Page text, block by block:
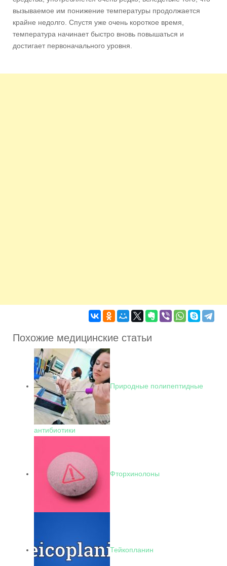
вызываемое им понижение температуры продолжается
крайне недолго. Спустя уже очень короткое время,
температура начинает быстро вновь повышаться и
достигает первоначального уровня.
Похожие медицинские статьи
Природные полипептидные
антибиотики
Фторхинолоны
Тейкопланин